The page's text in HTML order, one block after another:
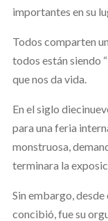
importantes en su
Todos comparten
todos están siendo
que nos da vida.
En el siglo
para una feria
monstruosa,
terminara la
Sin embargo,
concibió, fue su